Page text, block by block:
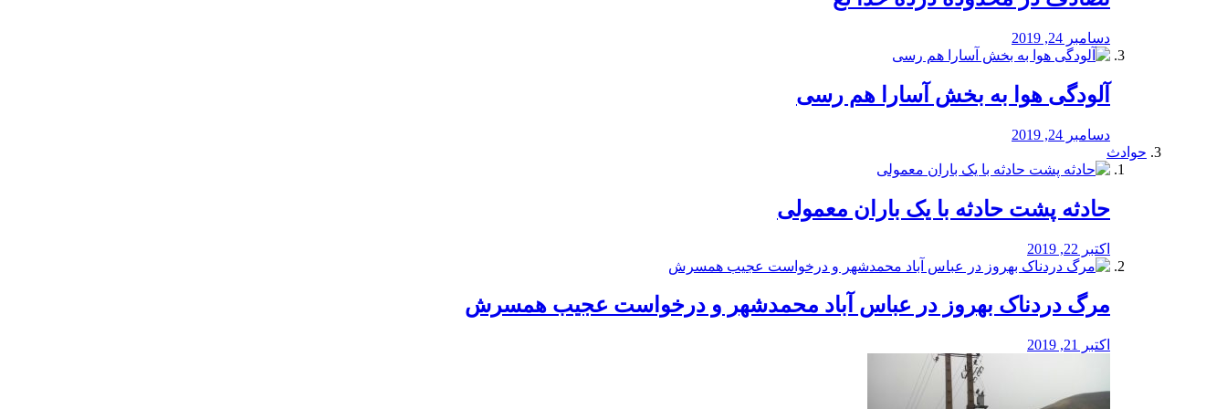
دسامبر 24, 2019
آلودگی هوا به بخش آسارا هم رسی
دسامبر 24, 2019
حوادث
️حادثه پشت حادثه با یک باران معمولی
اکتبر 22, 2019
مرگ دردناک بهروز در عباس آباد محمدشهر و درخواست عجیب همسرش
اکتبر 21, 2019